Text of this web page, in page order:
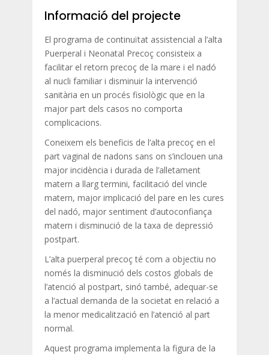
Informació del projecte
El programa de continuïtat assistencial a l’alta
Puerperal i Neonatal Precoç consisteix a
facilitar el retorn precoç de la mare i el nadó
al nucli familiar i disminuir la intervenció
sanitària en un procés fisiològic que en la
major part dels casos no comporta
complicacions.
Coneixem els beneficis de l’alta precoç en el
part vaginal de nadons sans on s’inclouen una
major incidència i durada de l’alletament
matern a llarg termini, facilitació del vincle
matern, major implicació del pare en les cures
del nadó, major sentiment d’autoconfiança
matern i disminució de la taxa de depressió
postpart.
L’alta puerperal precoç té com a objectiu no
només la disminució dels costos globals de
l’atenció al postpart, sinó també, adequar-se
a l’actual demanda de la societat en relació a
la menor medicalització en l’atenció al part
normal.
Aquest programa implementa la figura de la